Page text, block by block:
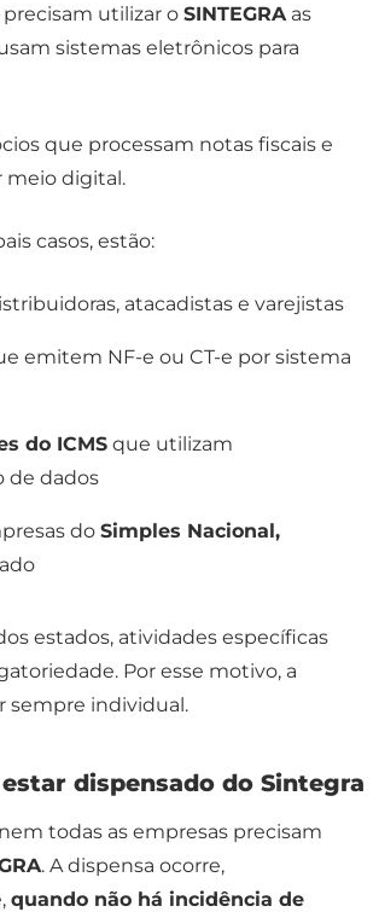
utilizar o SINTEGRAas
sistemas eletrônicos para
que processam notas fiscais e
meio digital.
casos, estão:
atacadistas e varejistas
emitem NF-e ou CT-e por sistema
do ICMS que utilizam
de dados
do Simples Nacional,
estados, atividades específicas
Por esse motivo, a
sempre individual.
dispensado do Sintegra
todas as empresas precisam
. A dispensa ocorre,
quando não há incidência de